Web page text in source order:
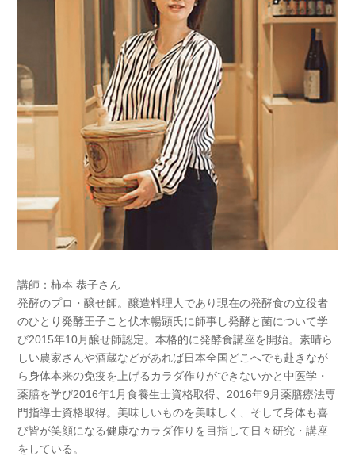
講師：柿本 恭子さん
発酵のプロ・醸せ師。醸造料理人であり現在の発酵食の立役者
のひとり発酵王子こと伏木暢顕氏に師事し発酵と菌について学
び2015年10月醸せ師認定。本格的に発酵食講座を開始。素晴ら
しい農家さんや酒蔵などがあれば日本全国どこへでも赴きなが
ら身体本来の免疫を上げるカラダ作りができないかと中医学・
薬膳を学び2016年1月食養生士資格取得、2016年9月薬膳療法専
門指導士資格取得。美味しいものを美味しく、そして身体も喜
び皆が笑顔になる健康なカラダ作りを目指して日々研究・講座
をしている。